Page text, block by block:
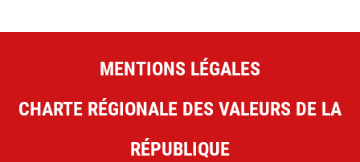
MENTIONS LÉGALES
CHARTE RÉGIONALE DES VALEURS DE LA
RÉPUBLIQUE